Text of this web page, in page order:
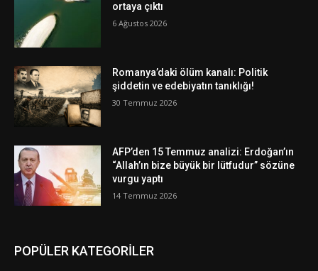
ortaya çıktı
6 Ağustos 2026
Romanya’daki ölüm kanalı: Politik
şiddetin ve edebiyatın tanıklığı!
30 Temmuz 2026
AFP’den 15 Temmuz analizi: Erdoğan’ın
“Allah’ın bize büyük bir lütfudur” sözüne
vurgu yaptı
14 Temmuz 2026
POPÜLER KATEGORİLER